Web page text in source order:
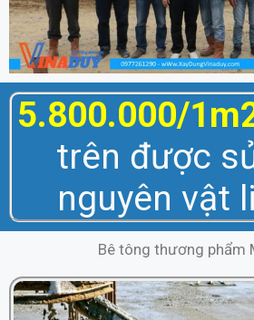
5.800.000/
trên được
nguyên vật
Bê tông thương phẩm